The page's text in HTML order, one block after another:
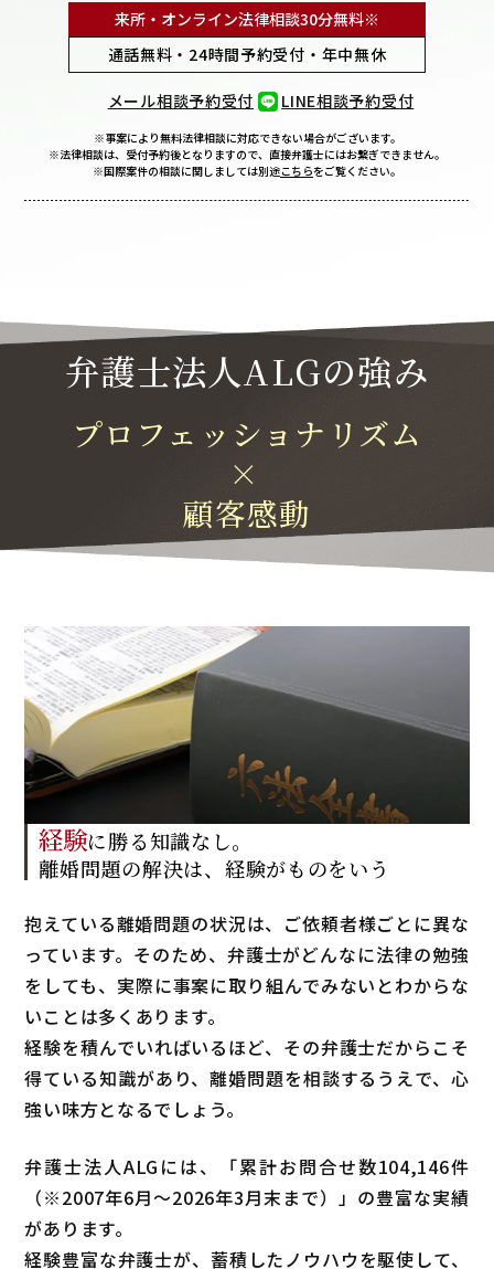
来所・オンライン法律相談30分無料※
通話無料・24時間予約受付・年中無休
メール相談予約受付 LINE相談予約受付
※事案により無料法律相談に対応できない場合がございます。
※法律相談は、受付予約後となりますので、 直接弁護士にはお繋ぎできません。
※国際案件の相談に関しましては別途こちらをご覧ください。
弁護士法人ALGの強み
プロフェッショナリズム
×
顧客感動
経験に勝る知識なし。
離婚問題の解決は、 経験がものをいう
抱えている離婚問題の状況は、ご依頼者様ごとに異な
っています。そのため、弁護士がどんなに法律の勉強
をしても、実際に事案に取り組んでみないとわからな
いことは多くあります。
経験を積んでいればいるほど、その弁護士だからこそ
得ている知識があり、離婚問題を相談するうえで、心
強い味方となるでしょう。
弁護士法人ALGには、「累計お問合せ数104,146件
（※2007年6月～2026年3月末まで）」の豊富な実績
があります。
経験豊富な弁護士が、蓄積したノウハウを駆使して、